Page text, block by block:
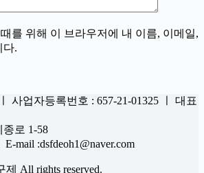
를 위해 이 브라우저에 내 이름, 이메일,
다.
사업자등록번호 : 657-21-01325 ㅣ 대표
로 1-58
E-mail :dsfdeoh1@naver.com
All rights reserved.